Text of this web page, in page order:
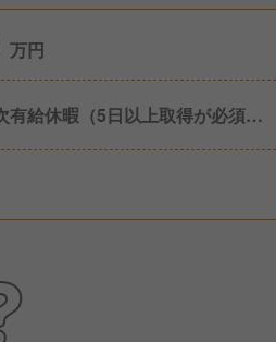
万円
有給休暇（5日以上取得が必須の
立制度（失効した有給休暇を積
療等が発生した際に利用できる